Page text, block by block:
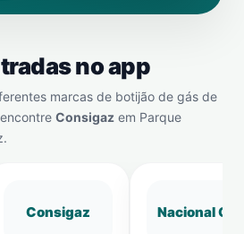
no app
marcas de botijão de gás de
Consigaz em Parque
Consigaz Nacional Gás